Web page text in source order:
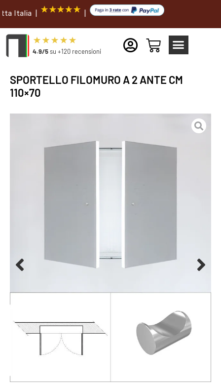
| |
4.9/5su +120 recensioni
SPORTELLO FILOMURO A 2 ANTE CM
110×70